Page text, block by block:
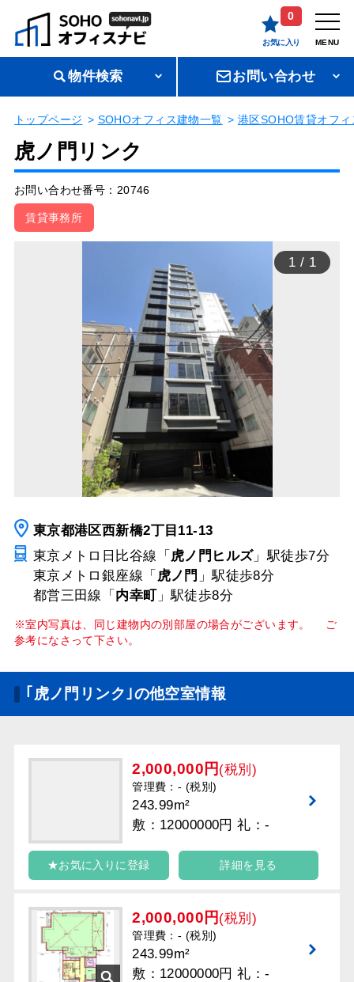
0
お気に入り MENU
物件検索 お問い合わせ
トップページ SOHOオフィス建物一覧 港区SOHO賃貸オフィ
虎ノ門リンク
お問い合わせ番号：20746
賃貸事務所
1 / 1
東京都港区西新橋2丁目11-13
東京メトロ日比谷線「 虎ノ門ヒルズ」駅徒歩7分
東京メトロ銀座線「 虎ノ門 」駅徒歩8分
都営三田線「 内幸町」駅徒歩8分
※室内写真は、同じ建物内の別部屋の場合がございます。 ご
参考になさって下さい。
｢虎ノ門リンク｣の他空室情報
2,000,000円 (税別)
管理費：- (税別)
243.99m²
敷：12000000円 礼：-
★お気に入りに登録 詳細を見る
2,000,000円 (税別)
管理費：- (税別)
243.99m²
敷：12000000円 礼：-